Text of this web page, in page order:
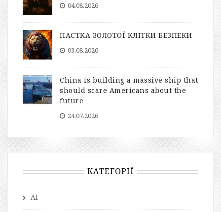
04.08.2026
ПАСТКА ЗОЛОТОЇ КЛІТКИ БЕЗПЕКИ
03.08.2026
China is building a massive ship that
should scare Americans about the
future
24.07.2026
КАТЕГОРІЇ
AI